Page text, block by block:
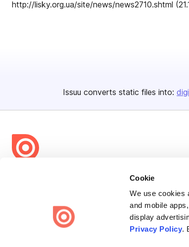
Cookie
We use cookies
and mobile
display
Privacy Policy.
http://
Issuu converts static files into:
share
Issuu turns PDFs and other files into interactive flipbooks and
engaging content for every channel.